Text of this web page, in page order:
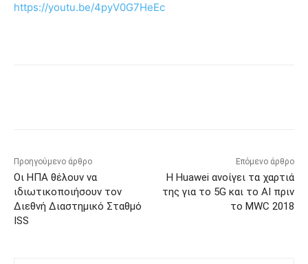
https://youtu.be/4pyV0G7HeEc
Προηγούμενο άρθρο
Οι ΗΠΑ θέλουν να
ιδιωτικοποιήσουν τον
Διεθνή Διαστημικό Σταθμό
ISS
Επόμενο άρθρο
Η Huawei ανοίγει τα χαρτιά
της για το 5G και το AI πριν
το MWC 2018